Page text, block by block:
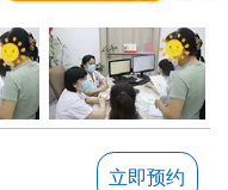
立即预约